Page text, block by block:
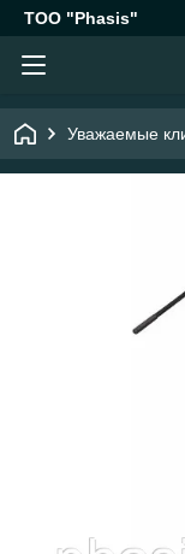
ТОО "Phasis"
Уважаемые